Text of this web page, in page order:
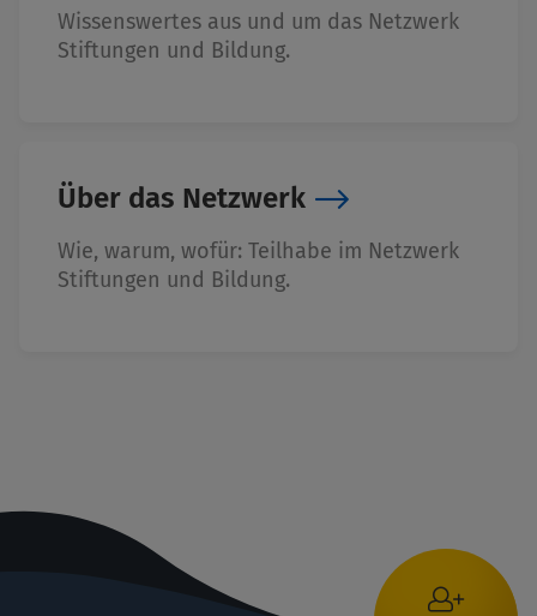
Wissenswertes aus und um das Netzwerk
Stiftungen und Bildung.
Über das Netzwerk
Wie, warum, wofür: Teilhabe im Netzwerk
Stiftungen und Bildung.